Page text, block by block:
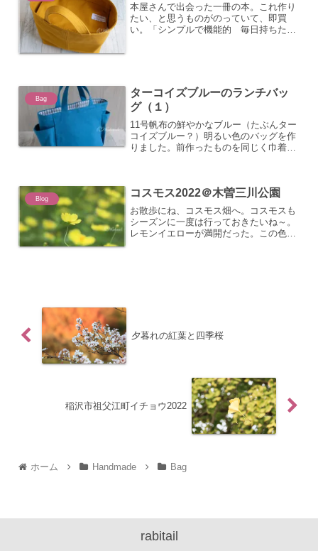
本屋さんで出会った一冊の本。これ作り
たい、と思うものがのっていて、即買
い。「シンプルで機能的 毎日持ちたい
Bag
ターコイズブルーのランチバッ
グ（１）
11号帆布の鮮やかなブルー（たぶんター
コイズブルー？）明るい色のバッグを作
りました。前作ったものを同じく巾着付
慣れたｗ...
Blog コスモス2022＠木曽三川公園
お散歩にね、コスモス畑へ。コスモスも
シーズンに一度は行っておきたいね～。
レモンイエローが満開だった。この色は
夕暮れの紅葉と四季桜
稲沢市祖父江町イチョウ2022
ホーム Handmade Bag
rabitail